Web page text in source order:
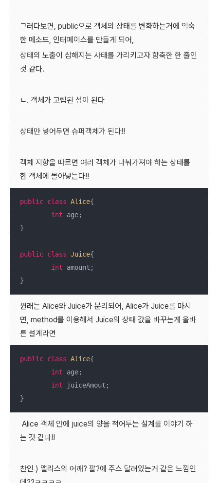
그러다보면, public으로 객체의 상태를 변화하는거에 익숙
한 메소드, 인터페이스를 만들게 되어,
상태의 노출이 심해지는 사태를 가리키고자 함축한 한 줄인
것 같다.
ㄴ. 객체가 고립된 섬이 된다
상태만 넣어두면 슈퍼객체가 된다!!
객체 지향을 따르면 여러 객체가 나눠가져야 하는 상태를
한 객체에 몰아넣는다!!
public class Alice{
int age;
}
public class Juice{
int amount;
}
원래는 Alice와 Juice가 분리되어, Alice가 Juice를 마시
면, method를 이용해서 Juice의 상태 값을 바꾸는게 올바
른 설계라면
public class Alice{
int age;
int juiceAmout;
}
Alice 객체 안에 juice의 양을 적어두는 설계를 이야기 하
는 것 같다!!
찬인 ) 앨리스의 어깨? 팔?에 주스 달려있는거 같은 느낌인